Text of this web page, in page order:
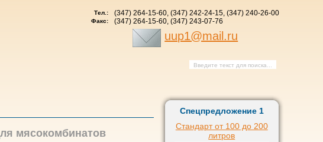
Тел.: (347) 264-15-60, (347) 242-24-15, (347) 240-26-00
Факс: (347) 264-15-60, (347) 243-07-76
uup1@mail.ru
мясокомбинатов
Спецпредложение 1
Стандарт от 100 до 200
литров